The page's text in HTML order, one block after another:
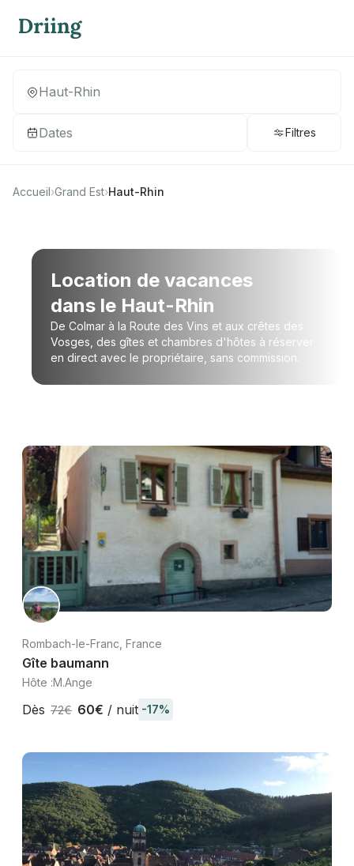
Dates Filtres
Accueil›Grand Est›Haut-Rhin
Location de vacances
dans le Haut-Rhin
De Colmar à la Route des Vins et aux crêtes des
Vosges, des gîtes et chambres d'hôtes à réserver
en direct avec le propriétaire, sans commission.
Rombach-le-Franc, France
Gîte baumann
Hôte :M.Ange
Dès 72€ 60€ / nuit -17%